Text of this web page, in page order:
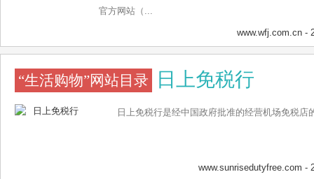
官方网站（...
www.wfj.com.cn -
“生活购物”网站目录 日上免税行
日上免税行是经中国政府批准的经营机场免税店
www.sunrisedutyfree.com -